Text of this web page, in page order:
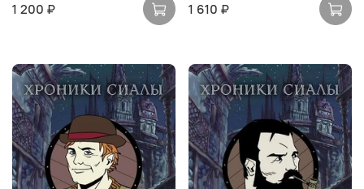
1 200 ₽
1 610 ₽